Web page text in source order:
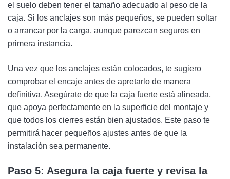
el suelo deben tener el tamaño adecuado al peso de la
caja. Si los anclajes son más pequeños, se pueden soltar
o arrancar por la carga, aunque parezcan seguros en
primera instancia.
Una vez que los anclajes están colocados, te sugiero
comprobar el encaje antes de apretarlo de manera
definitiva. Asegúrate de que la caja fuerte está alineada,
que apoya perfectamente en la superficie del montaje y
que todos los cierres están bien ajustados. Este paso te
permitirá hacer pequeños ajustes antes de que la
instalación sea permanente.
Paso 5: Asegura la caja fuerte y revisa la